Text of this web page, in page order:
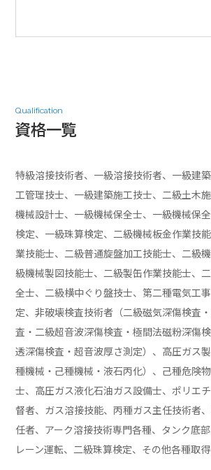
Qualification
資格一覧
特級溶接技術者、一級溶接技術者、一級建
工管理技士、一級建築施工技士、二級土木
機械設計士、一級機械保全士、一級機械保
検定、一級珠算検定、二級機械板金作業技
業技能士、二級普通旋盤加工技能士、二級
級機械製図技能士、二級製缶作業技能士、
全士、二級横中ぐり盤技士、第二種電気工
定、非破壊検査技術者（二級磁気深傷検査
査・二級超音波深傷検査・極間法磁粉深傷
透深傷検査・超音波厚さ測定）、高圧ガス
種機械・己種機械・液石丙化）、己種危険
士、高圧ガス液化石油ガス設備士、ポリエ
督者、ガス溶接技能、丙種ガス主任技術者
任者、アーク溶接技術専門各種、タンク底
レーン運転、二級珠算検定、その他各種取得